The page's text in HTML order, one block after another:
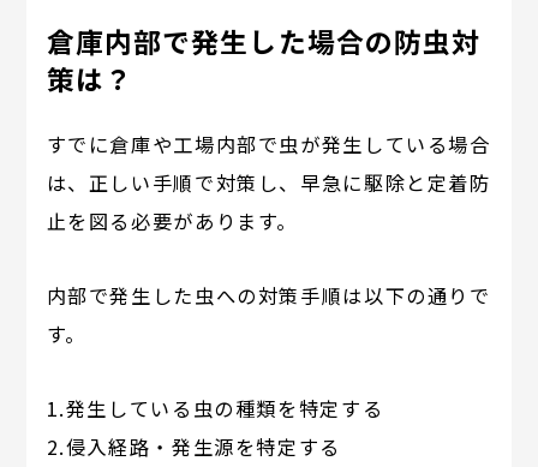
倉庫内部で発生した場合の防虫対
策は？
すでに倉庫や工場内部で虫が発生している場合
は、正しい手順で対策し、早急に駆除と定着防
止を図る必要があります。
内部で発生した虫への対策手順は以下の通りで
す。
1.発生している虫の種類を特定する
2.侵入経路・発生源を特定する